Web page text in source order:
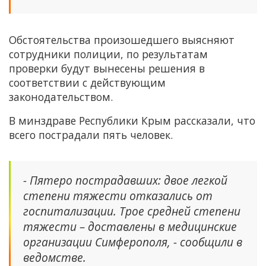
Обстоятельства произошедшего выясняют
сотрудники полиции, по результатам
проверки будут вынесены решения в
соответствии с действующим
законодательством.
В минздраве Республики Крым рассказали, что
всего пострадали пять человек.
- Пятеро пострадавших: двое легкой
степени тяжести отказались от
госпитализации. Трое средней степени
тяжести – доставлены в медицинские
организации Симферополя, - сообщили в
ведомстве.